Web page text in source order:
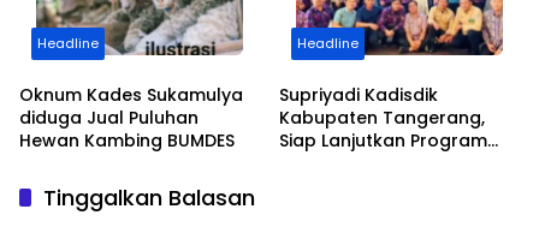
Headline
Oknum Kades Sukamulya
diduga Jual Puluhan
Hewan Kambing BUMDES
Headline
Supriyadi Kadisdik
Kabupaten Tangerang,
Siap Lanjutkan Program
Tinggalkan Balasan